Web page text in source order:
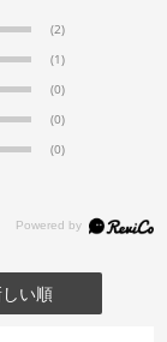
(2)
(1)
(0)
(0)
(0)
い順